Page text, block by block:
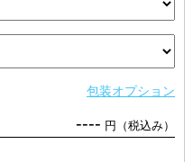
包装オプション
---- 円（税込み）